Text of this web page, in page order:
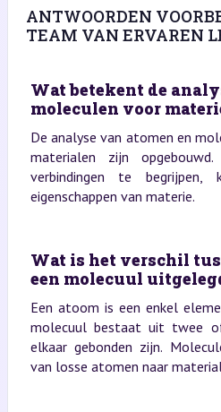
ANTWOORDEN
TEAM VAN ERVAREN
Wat betekent de
moleculen voor
De analyse van atomen en
materialen zijn
verbindingen te
eigenschappen van materie.
Wat is het verschil
een molecuul
Een atoom is een enkel
molecuul bestaat uit twee
elkaar gebonden zijn.
van losse atomen naar